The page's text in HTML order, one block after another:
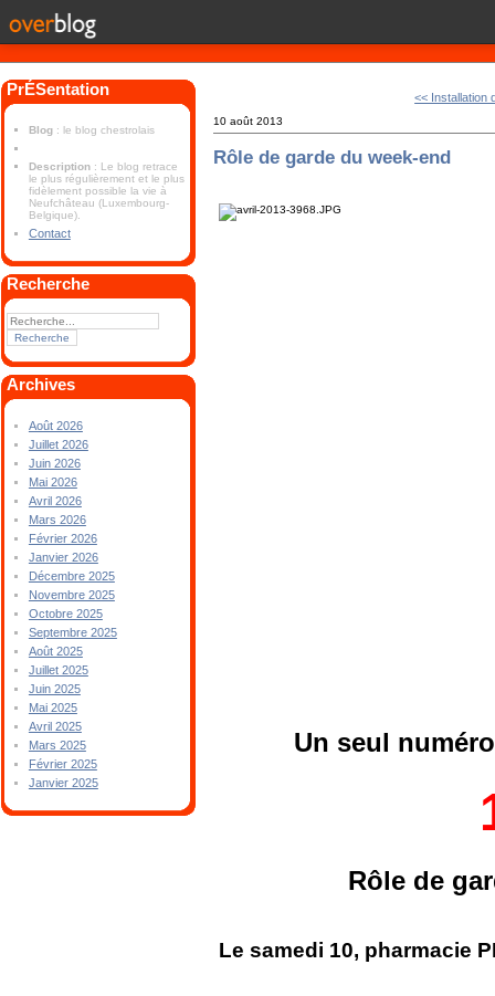
PrÉSentation
Blog : le blog chestrolais
Description : Le blog retrace
le plus régulièrement et le plus
fidèlement possible la vie à
Neufchâteau (Luxembourg-
Belgique).
Contact
Recherche
Archives
Août 2026
Juillet 2026
Juin 2026
Mai 2026
Avril 2026
Mars 2026
Février 2026
Janvier 2026
Décembre 2025
Novembre 2025
Octobre 2025
Septembre 2025
Août 2025
Juillet 2025
Juin 2025
Mai 2025
Avril 2025
Mars 2025
Février 2025
Janvier 2025
<< Installation
10 août 2013
Rôle de garde du week-end
Un seul
Rôle de
Le samedi 10, pharmacie